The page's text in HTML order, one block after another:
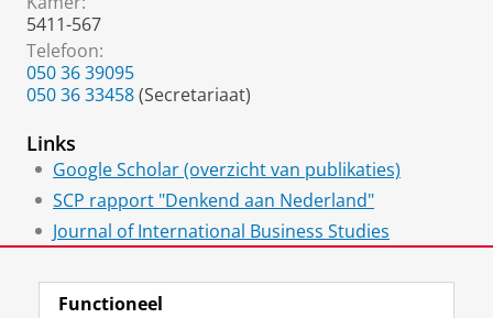
5411-567
Telefoon:
050 36 39095
050 36 33458(Secretariaat)
Links
Google Scholar (overzicht van publikaties)
SCP rapport "Denkend aan Nederland"
Journal of International Business Studies
Functioneel